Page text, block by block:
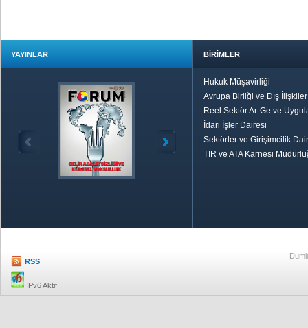
YAYINLAR BİRİMLER
Hukuk Müşavirliği
Avrupa Birliği ve Dış
Reel Sektör Ar-Ge ve
İdari İşler Dairesi
Sektörler ve Girişimcilik
TIR ve ATA Karnesi
RSS
IPv6 Aktif